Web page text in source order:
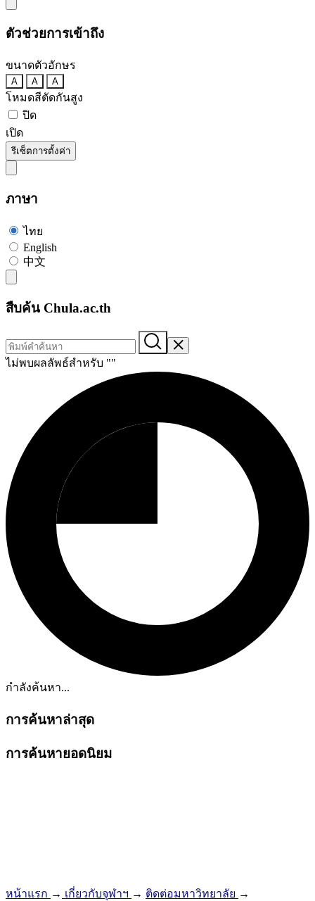
ตัวช่วยการเข้าถึง
ขนาดตัวอักษร
A A A
โหมดสีตัดกันสูง
ปิด
เปิด
รีเซ็ตการตั้งค่า
ภาษา
ไทย
English
中文
สืบค้น Chula.ac.th
ไม่พบผลลัพธ์สำหรับ ""
กำลังค้นหา...
การค้นหาล่าสุด
การค้นหายอดนิยม
หน้าแรก → เกี่ยวกับจุฬาฯ → ติดต่อมหาวิทยาลัย →